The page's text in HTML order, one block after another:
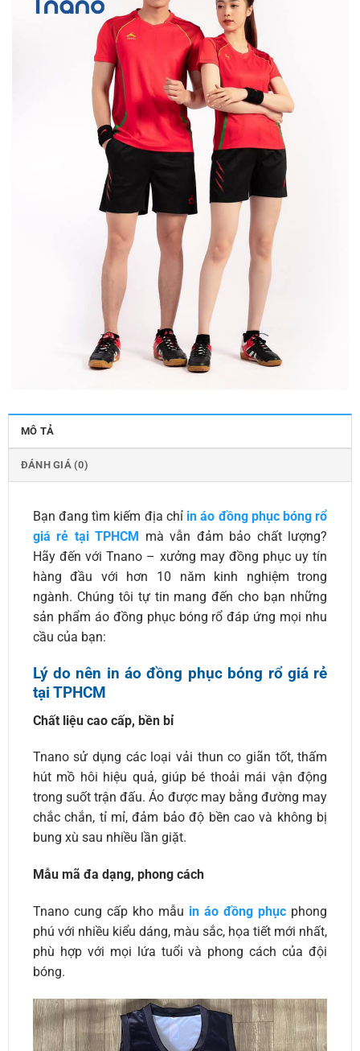
MÔ TẢ
ĐÁNH GIÁ (0)
Bạn đang tìm kiếm địa chỉ in áo đồng phục bóng rổ
giá rẻ tại TPHCM mà vẫn đảm bảo chất lượng?
Hãy đến với Tnano – xưởng may đồng phục uy tín
hàng đầu với hơn 10 năm kinh nghiệm trong
ngành. Chúng tôi tự tin mang đến cho bạn những
sản phẩm áo đồng phục bóng rổ đáp ứng mọi nhu
cầu của bạn:
Lý do nên in áo đồng phục bóng rổ giá rẻ
tại TPHCM
Chất liệu cao cấp, bền bỉ
Tnano sử dụng các loại vải thun co giãn tốt, thấm
hút mồ hôi hiệu quả, giúp bé thoải mái vận động
trong suốt trận đấu. Áo được may bằng đường may
chắc chắn, tỉ mỉ, đảm bảo độ bền cao và không bị
bung xù sau nhiều lần giặt.
Mẫu mã đa dạng, phong cách
Tnano cung cấp kho mẫu in áo đồng phục phong
phú với nhiều kiểu dáng, màu sắc, họa tiết mới nhất,
phù hợp với mọi lứa tuổi và phong cách của đội
bóng.